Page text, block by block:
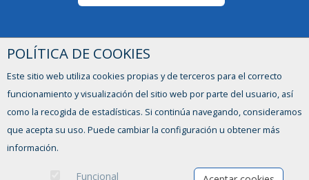
POLÍTICA DE COOKIES
Este sitio web utiliza cookies propias y de terceros para el correcto
funcionamiento y visualización del sitio web por parte del usuario, así
como la recogida de estadísticas. Si continúa navegando, consideramos
que acepta su uso. Puede cambiar la configuración u obtener más
información.
Funcional